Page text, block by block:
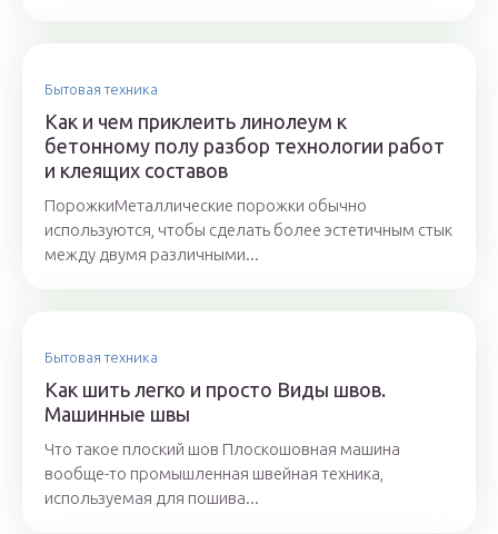
Бытовая техника
Как и чем приклеить линолеум к
бетонному полу разбор технологии работ
и клеящих составов
ПорожкиМеталлические порожки обычно
используются, чтобы сделать более эстетичным стык
между двумя различными...
Бытовая техника
Как шить легко и просто Виды швов.
Машинные швы
Что такое плоский шов Плоскошовная машина
вообще-то промышленная швейная техника,
используемая для пошива...